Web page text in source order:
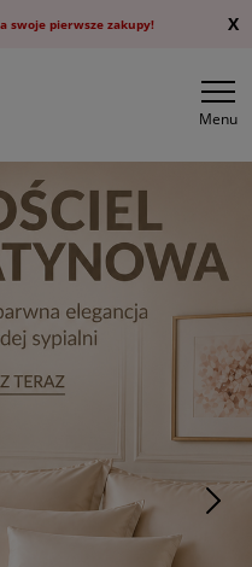
swoje pierwsze zakupy! X
Menu